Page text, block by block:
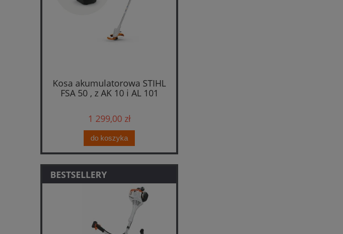
Kosa akumulatorowa STIHL
FSA 50 , z AK 10 i AL 101
1 299,00 zł
do koszyka
BESTSELLERY